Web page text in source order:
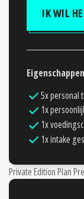
IK WIL
Eigenschappen
5x personal
1x
1x
1x intake
Private Edition Plan